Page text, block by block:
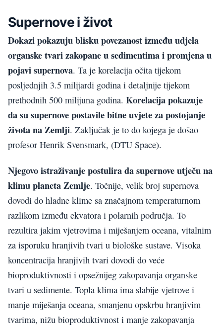
Supernove i život
Dokazi pokazuju blisku povezanost između udjela
organske tvari zakopane u sedimentima i promjena u
pojavi supernova. Ta je korelacija očita tijekom
posljednjih 3.5 milijardi godina i detaljnije tijekom
prethodnih 500 milijuna godina. Korelacija pokazuje
da su supernove postavile bitne uvjete za postojanje
života na Zemlji. Zaključak je to do kojega je došao
profesor Henrik Svensmark, (DTU Space).
Njegovo istraživanje postulira da supernove utječu na
klimu planeta Zemlje. Točnije, velik broj supernova
dovodi do hladne klime sa značajnom temperaturnom
razlikom između ekvatora i polarnih područja. To
rezultira jakim vjetrovima i miješanjem oceana, vitalnim
za isporuku hranjivih tvari u biološke sustave. Visoka
koncentracija hranjivih tvari dovodi do veće
bioproduktivnosti i opsežnijeg zakopavanja organske
tvari u sedimente. Topla klima ima slabije vjetrove i
manje miješanja oceana, smanjenu opskrbu hranjivim
tvarima, nižu bioproduktivnost i manje zakopavanja